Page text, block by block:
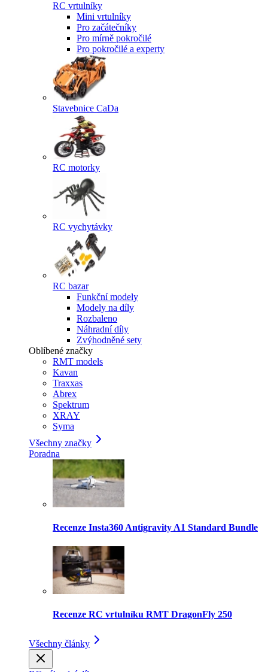
RC vrtulníky
Mini vrtulníky
Pro začátečníky
Pro mírně pokročilé
Pro pokročilé a experty
Stavebnice CaDa
RC motorky
RC vychytávky
RC bazar
Funkční modely
Modely na díly
Rozbaleno
Náhradní díly
Zvýhodněné sety
Oblíbené značky
RMT models
Kavan
Traxxas
Abrex
Spektrum
XRAY
Syma
Všechny značky
Poradna
Recenze Insta360 Antigravity A1 Standard Bundle
Recenze RC vrtulníku RMT DragonFly 250
Všechny články